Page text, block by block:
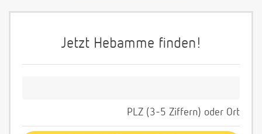
Jetzt Hebamme finden!
PLZ (3-5 Ziffern) oder Ort